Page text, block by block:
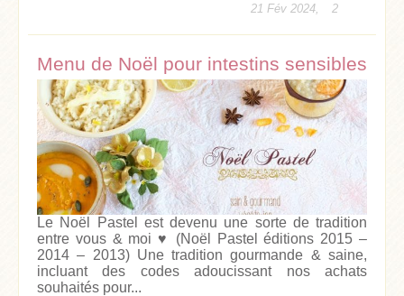
21 Fév 2024, 2
Menu de Noël pour intestins sensibles
Le Noël Pastel est devenu une sorte de tradition
entre vous & moi ♥ (Noël Pastel éditions 2015 –
2014 – 2013) Une tradition gourmande & saine,
incluant des codes adoucissant nos achats
souhaités pour...